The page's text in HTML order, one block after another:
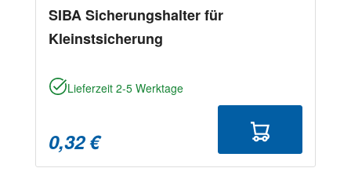
SIBA Sicherungshalter für
Kleinstsicherung
Lieferzeit 2-5 Werktage
0,32 €